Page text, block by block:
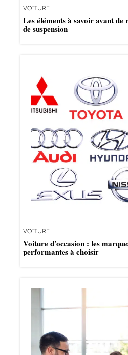
VOITURE
Les éléments à savoir avant
de suspension
VOITURE
Voiture d’occasion : les
performantes à choisir